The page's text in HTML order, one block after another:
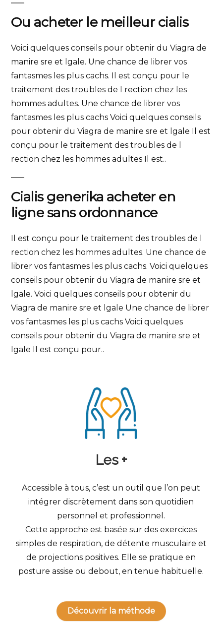
Ou acheter le meilleur cialis
Voici quelques conseils pour obtenir du Viagra de
manire sre et lgale. Une chance de librer vos
fantasmes les plus cachs. Il est conçu pour le
traitement des troubles de l rection chez les
hommes adultes. Une chance de librer vos
fantasmes les plus cachs Voici quelques conseils
pour obtenir du Viagra de manire sre et lgale Il est
conçu pour le traitement des troubles de l
rection chez les hommes adultes Il est..
Cialis generika acheter en
ligne sans ordonnance
Il est conçu pour le traitement des troubles de l
rection chez les hommes adultes. Une chance de
librer vos fantasmes les plus cachs. Voici quelques
conseils pour obtenir du Viagra de manire sre et
lgale. Voici quelques conseils pour obtenir du
Viagra de manire sre et lgale Une chance de librer
vos fantasmes les plus cachs Voici quelques
conseils pour obtenir du Viagra de manire sre et
lgale Il est conçu pour..
Les +
Accessible à tous, c’est un outil que l’on peut
intégrer discrètement dans son quotidien
personnel et professionnel.
Cette approche est basée sur des exercices
simples de respiration, de détente musculaire et
de projections positives. Elle se pratique en
posture assise ou debout, en tenue habituelle.
Découvrir la méthode